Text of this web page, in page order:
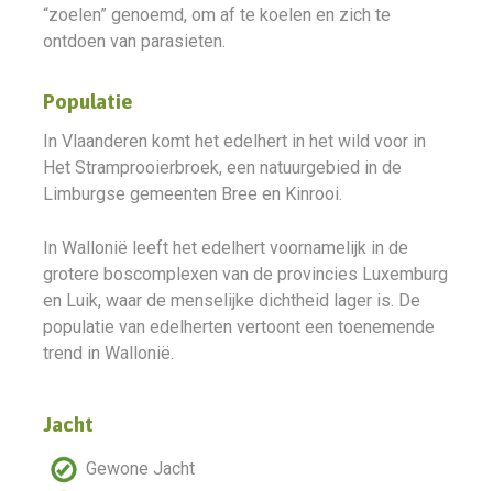
“zoelen” genoemd, om af te koelen en zich te
ontdoen van parasieten.
Populatie
In Vlaanderen komt het edelhert in het wild voor in
Het Stramprooierbroek, een natuurgebied in de
Limburgse gemeenten Bree en Kinrooi.
In Wallonië leeft het edelhert voornamelijk in de
grotere boscomplexen van de provincies Luxemburg
en Luik, waar de menselijke dichtheid lager is. De
populatie van edelherten vertoont een toenemende
trend in Wallonië.
Jacht
Gewone Jacht